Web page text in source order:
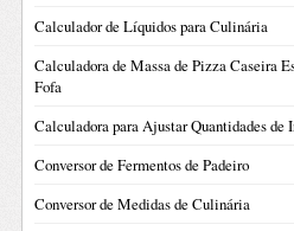
Calculador de Líquidos para Culinária
Calculadora de Massa de Pizza Caseira
Fofa
Calculadora para Ajustar Quantidades de
Conversor de Fermentos de Padeiro
Conversor de Medidas de Culinária